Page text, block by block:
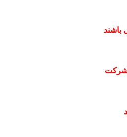
باشند
شرکت